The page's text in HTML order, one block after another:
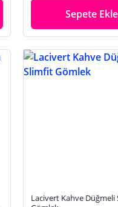
Sepete Ekle
Lacivert Kahve Düğmeli